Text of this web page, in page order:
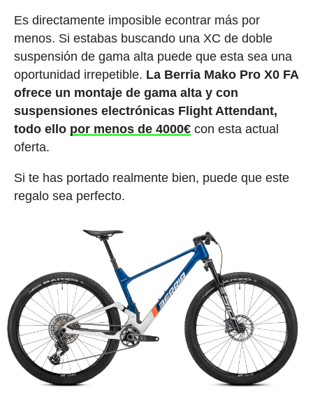
Es directamente imposible econtrar más por
menos. Si estabas buscando una XC de doble
suspensión de gama alta puede que esta sea una
oportunidad irrepetible. La Berria Mako Pro X0 FA
ofrece un montaje de gama alta y con
suspensiones electrónicas Flight Attendant,
todo ello por menos de 4000€ con esta actual
oferta.
Si te has portado realmente bien, puede que este
regalo sea perfecto.